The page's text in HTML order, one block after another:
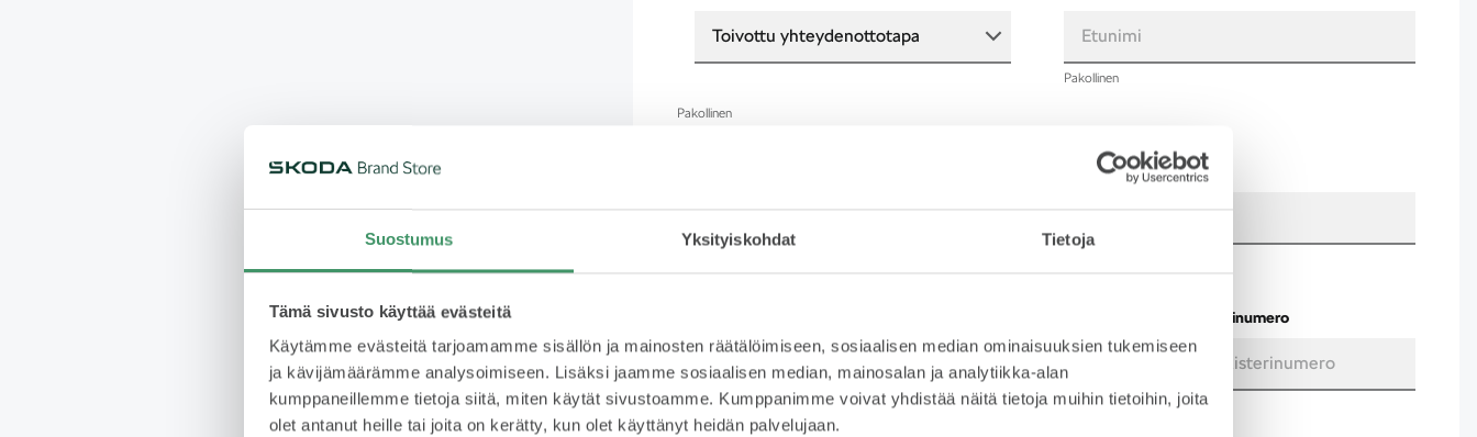
Suostumus Yksityiskohdat Tietoja
Tämä sivusto käyttää evästeitä
Käytämme evästeitä tarjoamamme sisällön ja mainosten räätälöimiseen, sosiaalisen median ominaisuuksien tukemiseen
ja kävijämäärämme analysoimiseen. Lisäksi jaamme sosiaalisen median, mainosalan ja analytiikka-alan
kumppaneillemme tietoja siitä, miten käytät sivustoamme. Kumppanimme voivat yhdistää näitä tietoja muihin tietoihin, joita
olet antanut heille tai joita on kerätty, kun olet käyttänyt heidän palvelujaan.
Toivottu yhteydenottotapa
Pakollinen
Pakollinen
Puhelinnumero
Pakollinen
Nykyisen auton rekisterinumero